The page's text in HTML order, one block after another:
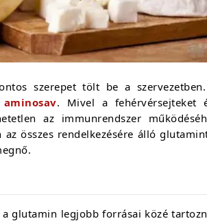
szerepet tölt be a szervezetben.
aminosav. Mivel a fehérvérsejteket
az immunrendszer
összes rendelkezésére álló
glutamin legjobb forrásai közé